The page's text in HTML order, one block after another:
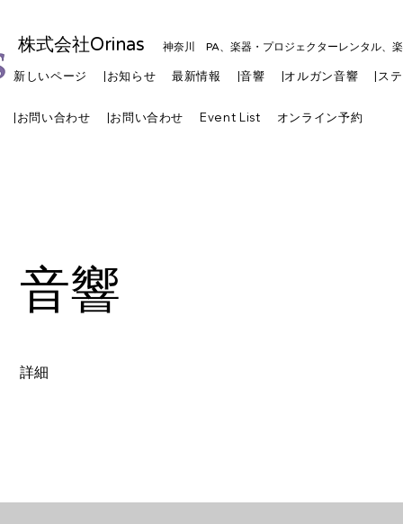
株式会社Orinas 神奈川 PA、楽器・プロジェクターレンタル、
新しいページ |お知らせ 最新情報 |音響 |オルガン音響 |ス
|お問い合わせ |お問い合わせ Event List オンライン予約
音響
​詳細